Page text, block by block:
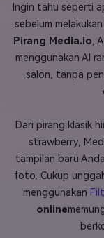
Editor
Find More
Panduan
Tips &
Postingan
Jelajahi Lebih
Veo3 TOP
Ingin tahu seperti
sebelum
Pirang Media.io,
menggunakan AI
salon, tanpa
Dari pirang klasik
strawberry,
tampilan baru
foto. Cukup
menggunakan
online